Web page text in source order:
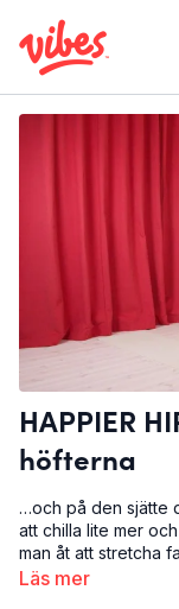
HAPPIER
höfterna
…och på den sjätte
att chilla lite mer
man åt att stretcha
den effekten att
Läs mer